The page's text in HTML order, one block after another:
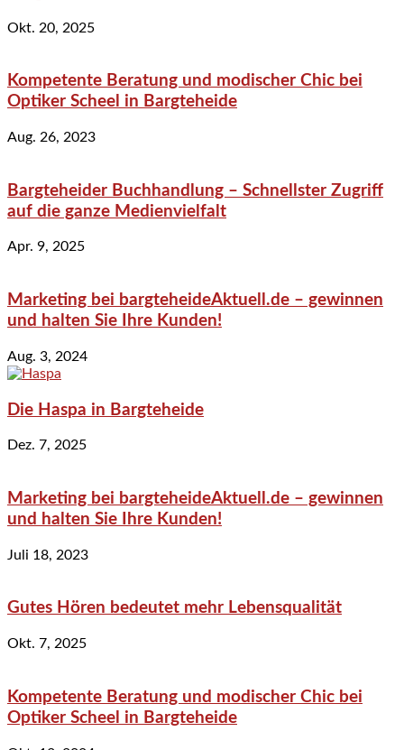
Okt. 20, 2025
Kompetente Beratung und modischer Chic bei
Optiker Scheel in Bargteheide
Aug. 26, 2023
Bargteheider Buchhandlung – Schnellster Zugriff
auf die ganze Medienvielfalt
Apr. 9, 2025
Marketing bei bargteheideAktuell.de – gewinnen
und halten Sie Ihre Kunden!
Aug. 3, 2024
Die Haspa in Bargteheide
Dez. 7, 2025
Marketing bei bargteheideAktuell.de – gewinnen
und halten Sie Ihre Kunden!
Juli 18, 2023
Gutes Hören bedeutet mehr Lebensqualität
Okt. 7, 2025
Kompetente Beratung und modischer Chic bei
Optiker Scheel in Bargteheide